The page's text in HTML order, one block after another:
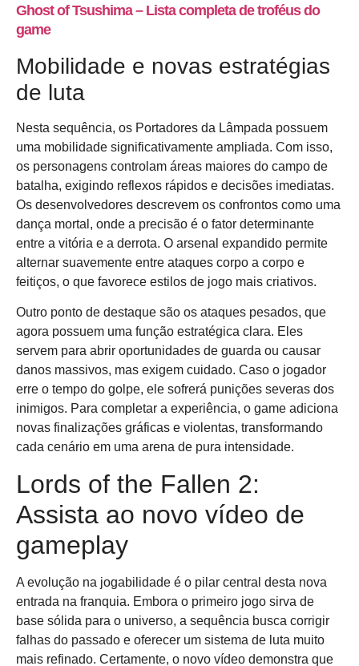
Mobilidade e novas estratégias
de luta
Nesta sequência, os Portadores da Lâmpada possuem
uma mobilidade significativamente ampliada. Com isso,
os personagens controlam áreas maiores do campo de
batalha, exigindo reflexos rápidos e decisões imediatas.
Os desenvolvedores descrevem os confrontos como uma
dança mortal, onde a precisão é o fator determinante
entre a vitória e a derrota. O arsenal expandido permite
alternar suavemente entre ataques corpo a corpo e
feitiços, o que favorece estilos de jogo mais criativos.
Outro ponto de destaque são os ataques pesados, que
agora possuem uma função estratégica clara. Eles
servem para abrir oportunidades de guarda ou causar
danos massivos, mas exigem cuidado. Caso o jogador
erre o tempo do golpe, ele sofrerá punições severas dos
inimigos. Para completar a experiência, o game adiciona
novas finalizações gráficas e violentas, transformando
cada cenário em uma arena de pura intensidade.
Lords of the Fallen 2:
Assista ao novo vídeo de
gameplay
A evolução na jogabilidade é o pilar central desta nova
entrada na franquia. Embora o primeiro jogo sirva de
base sólida para o universo, a sequência busca corrigir
falhas do passado e oferecer um sistema de luta muito
mais refinado. Certamente, o novo vídeo demonstra que